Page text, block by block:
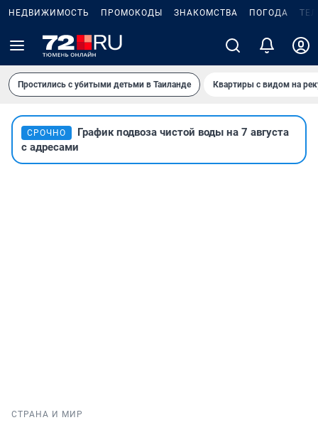
НЕДВИЖИМОСТЬ ПРОМОКОДЫ ЗНАКОМСТВА ПОГОДА
Простились с убитыми детьми в Таиланде Квартиры с видом на
СРОЧНО
График подвоза чистой воды на 7 августа
с адресами
СТРАНА И МИР